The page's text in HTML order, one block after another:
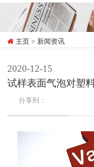
主页 > 新闻资讯
2020-12-15
试样表面气泡对塑
分享到：